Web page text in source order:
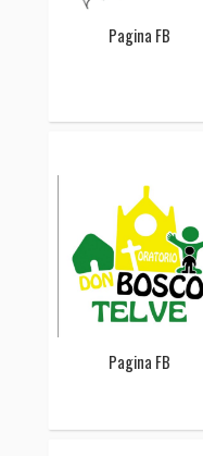
Pagina FB
Pagina FB